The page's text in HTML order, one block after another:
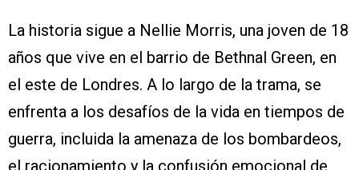
La historia sigue a Nellie Morris, una joven de 18
años que vive en el barrio de Bethnal Green, en
el este de Londres. A lo largo de la trama, se
enfrenta a los desafíos de la vida en tiempos de
guerra, incluida la amenaza de los bombardeos,